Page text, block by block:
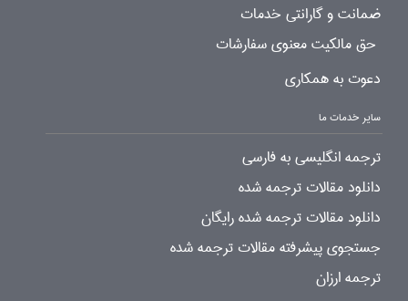
ضمانت و گارانتی خدمات
حق مالکیت معنوی سفارشات
دعوت به همکاری
سایر خدمات ما
ترجمه انگلیسی به فارسی
دانلود مقالات ترجمه شده
دانلود مقالات ترجمه شده رایگان
جستجوی پیشرفته مقالات ترجمه شده
ترجمه ارزان